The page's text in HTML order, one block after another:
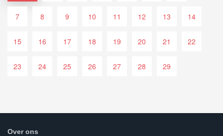
7 8 9 10 11 12 13 14
15 16 17 18 19 20 21 22
23 24 25 26 27 28 29
Over ons